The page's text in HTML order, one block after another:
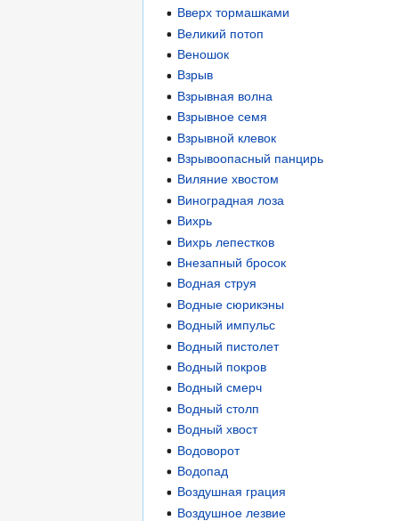
Вверх тормашками
Великий потоп
Веношок
Взрыв
Взрывная волна
Взрывное семя
Взрывной клевок
Взрывоопасный панцирь
Виляние хвостом
Виноградная лоза
Вихрь
Вихрь лепестков
Внезапный бросок
Водная струя
Водные сюрикэны
Водный импульс
Водный пистолет
Водный покров
Водный смерч
Водный столп
Водный хвост
Водоворот
Водопад
Воздушная грация
Воздушное лезвие